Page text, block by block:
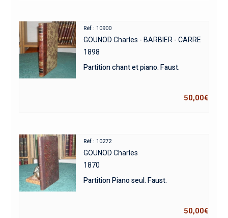
Réf : 10900
GOUNOD Charles - BARBIER - CARRE
1898
Partition chant et piano. Faust.
50,00€
Réf : 10272
GOUNOD Charles
1870
Partition Piano seul. Faust.
50,00€